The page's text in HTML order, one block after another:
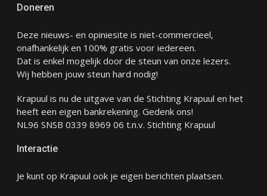
Doneren
Deze nieuws- en opiniesite is niet-commercieel,
onafhankelijk en 100% gratis voor iedereen.
Dat is enkel mogelijk door de steun van onze lezers.
Wij hebben jouw steun hard nodig!
Krapuul is nu de uitgave van de Stichting Krapuul en het
heeft een eigen bankrekening. Gedenk ons!
NL96 SNSB 0339 8969 06 t.n.v. Stichting Krapuul
Interactie
Je kunt op Krapuul ook je eigen berichten plaatsen.